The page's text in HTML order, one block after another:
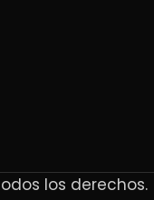
los derechos.